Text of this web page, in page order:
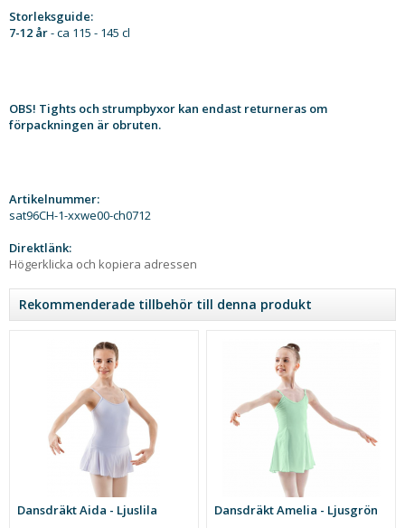
Storleksguide:
7-12 år- ca 115 - 145 cl
OBS! Tights och strumpbyxor kan endast returneras om
förpackningen är obruten.
Artikelnummer:
sat96CH-1-xxwe00-ch0712
Direktlänk:
Högerklicka och kopiera adressen
Rekommenderade tillbehör till denna produkt
Dansdräkt Aida - Ljuslila Dansdräkt Amelia - Ljusgrön